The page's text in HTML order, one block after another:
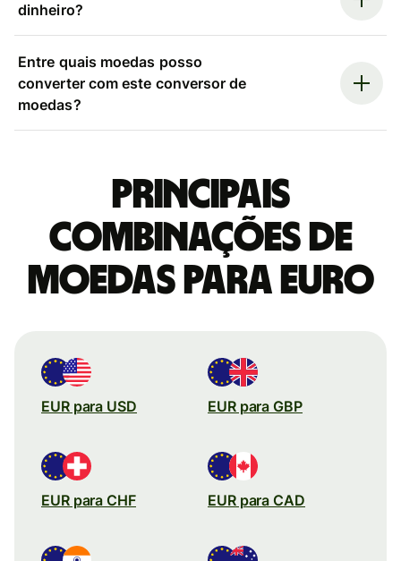
dinheiro?
Entre quais moedas posso
converter com este conversor de
moedas?
Principais
combinações de
moedas para Euro
EUR para USD EUR para GBP
EUR para CHF EUR para CAD